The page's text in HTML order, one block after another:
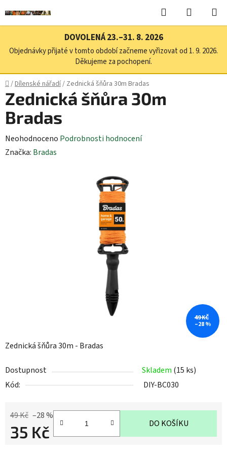
na
obsah
Hledat
KOŠÍK
DOVOLENÁ 23.–31. 8. 2026
Objednávky přijaté v tomto období začneme vyřizovat od 1. 9. 2026.
Děkujeme za pochopení.
Domů
/Dílenské nářadí/ Zednická šňůra 30m Bradas
Zednická šňůra 30m - Bradas
Dostupnost Skladem (15 ks)
Kód:
DIY-BC030
49 Kč –28 %
35 Kč DO KOŠÍKU
Zednická šňůra 30m
Bradas
Průměrné
hodnocení
Neohodnoceno Podrobnosti hodnocení
Značka: Bradas
49 KČ
–28 %